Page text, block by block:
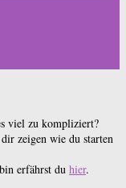
viel zu kompliziert?
zeigen wie du starten
erfährst du hier.